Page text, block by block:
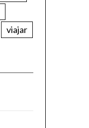
viajar